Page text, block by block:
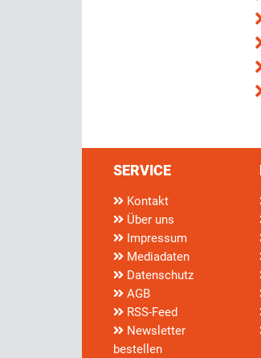
SERVICE
Kontakt
Über uns
Impressum
Mediadaten
Datenschutz
AGB
RSS-Feed
Newsletter
bestellen